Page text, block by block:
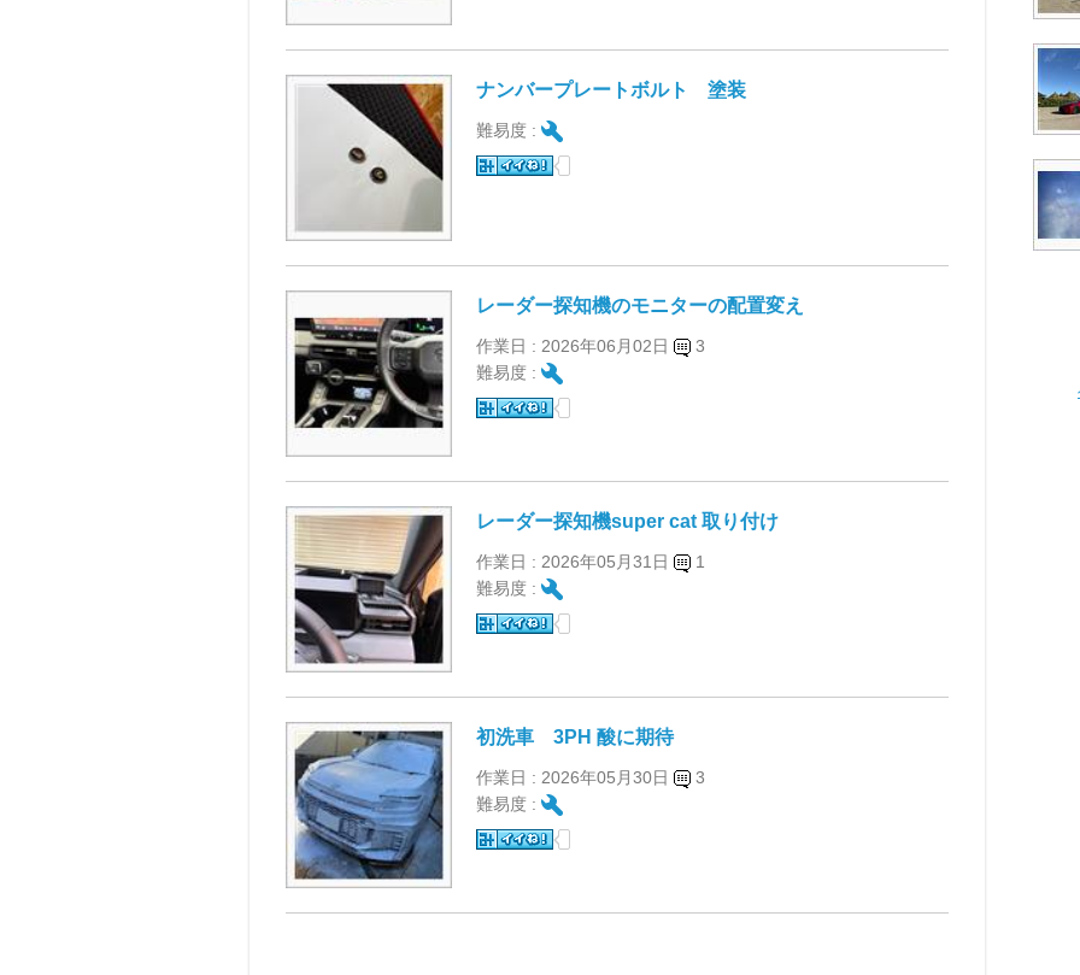
ナンバープレートボルト 塗装
難易度 :
レーダー探知機のモニターの配置変え
作業日 : 2026年06月02日
3
難易度 :
レーダー探知機super cat 取り付け
作業日 : 2026年05月31日
1
難易度 :
初洗車 3PH 酸に期待
作業日 : 2026年05月30日
3
難易度 :